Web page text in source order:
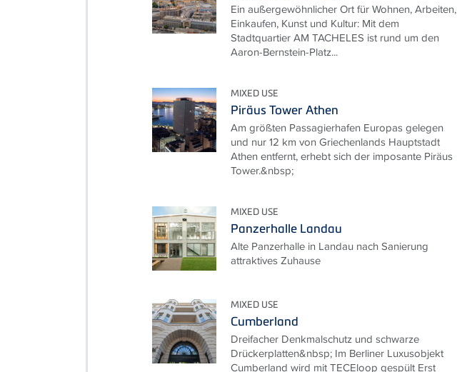
Ein außergewöhnlicher Ort für Wohnen, Arbeiten,
Einkaufen, Kunst und Kultur: Mit dem
Stadtquartier AM TACHELES ist rund um den
Aaron-Bernstein-Platz...
MIXED USE
Piräus Tower Athen
Am größten Passagierhafen Europas gelegen
und nur 12 km von Griechenlands Hauptstadt
Athen entfernt, erhebt sich der imposante Piräus
Tower.&nbsp;
MIXED USE
Panzerhalle Landau
Alte Panzerhalle in Landau nach Sanierung
attraktives Zuhause
MIXED USE
Cumberland
Dreifacher Denkmalschutz und schwarze
Drückerplatten&nbsp; Im Berliner Luxusobjekt
Cumberland wird mit TECEloop gespült Erst